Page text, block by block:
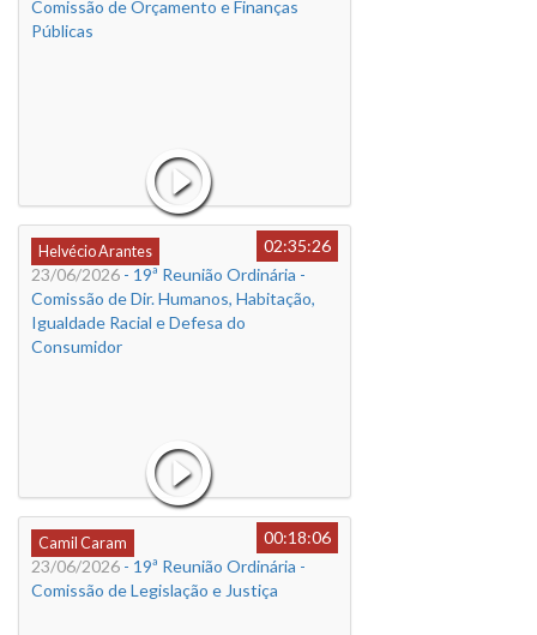
Comissão de Orçamento e Finanças
Públicas
Helvécio Arantes
02:35:26
23/06/2026 - 19ª Reunião Ordinária -
Comissão de Dir. Humanos, Habitação,
Igualdade Racial e Defesa do
Consumidor
Camil Caram
00:18:06
23/06/2026 - 19ª Reunião Ordinária -
Comissão de Legislação e Justiça